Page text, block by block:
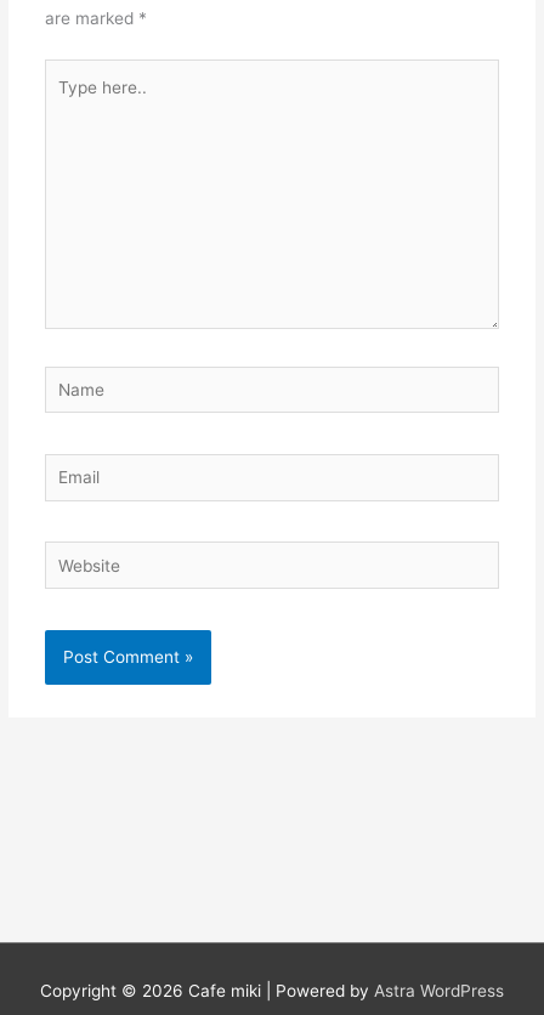
are marked *
here..
Name
Email
Website
Copyright © 2026 Cafe miki | Powered by Astra WordPress